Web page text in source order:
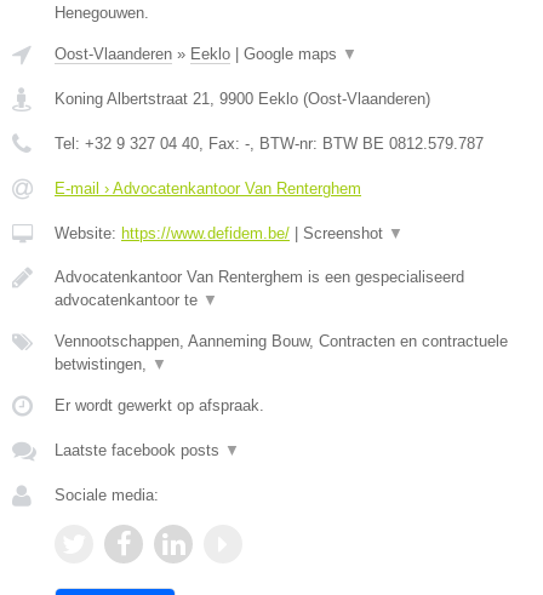
Henegouwen.
Oost-Vlaanderen » Eeklo Google maps ▼
Koning Albertstraat 21 9900 Eeklo (Oost-Vlaanderen)
Tel: +32 9 327 04 40 , Fax: - , BTW-nr: BTW BE 0812.579.787
E-mail › Advocatenkantoor Van Renterghem
Website: https://www.defidem.be/ Screenshot ▼
Advocatenkantoor Van Renterghem is een gespecialiseerd
advocatenkantoor te ▼
Vennootschappen, Aanneming Bouw, Contracten en contractuele
betwistingen,
▼
Er wordt gewerkt op afspraak.
Laatste facebook posts ▼
Sociale media: